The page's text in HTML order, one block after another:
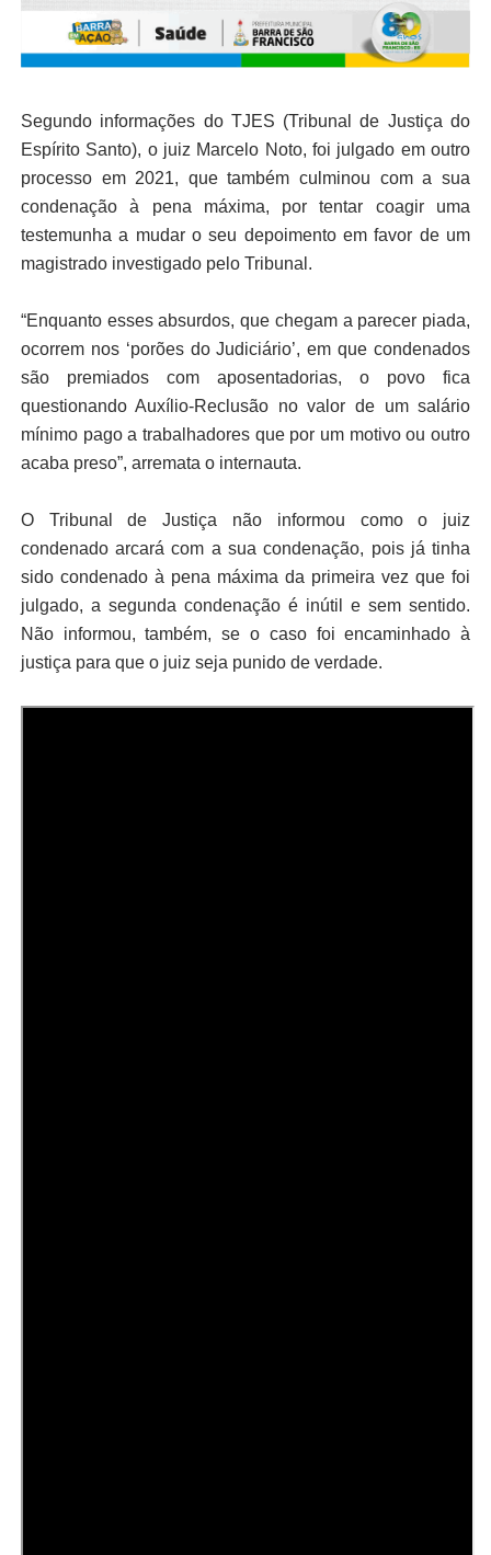
Segundo informações do TJES (Tribunal de Justiça do
Espírito Santo), o juiz Marcelo Noto, foi julgado em outro
processo em 2021, que também culminou com a sua
condenação à pena máxima, por tentar coagir uma
testemunha a mudar o seu depoimento em favor de um
magistrado investigado pelo Tribunal.
“Enquanto esses absurdos, que chegam a parecer piada,
ocorrem nos ‘porões do Judiciário’, em que condenados
são premiados com aposentadorias, o povo fica
questionando Auxílio-Reclusão no valor de um salário
mínimo pago a trabalhadores que por um motivo ou outro
acaba preso”, arremata o internauta.
O Tribunal de Justiça não informou como o juiz
condenado arcará com a sua condenação, pois já tinha
sido condenado à pena máxima da primeira vez que foi
julgado, a segunda condenação é inútil e sem sentido.
Não informou, também, se o caso foi encaminhado à
justiça para que o juiz seja punido de verdade.